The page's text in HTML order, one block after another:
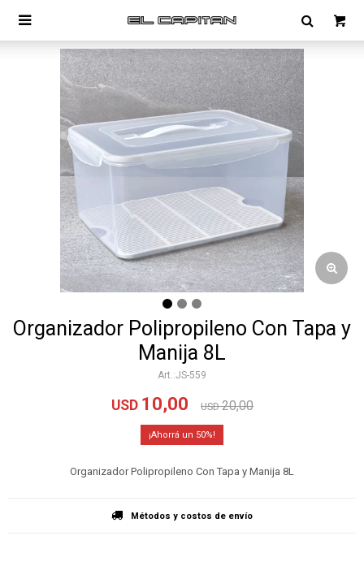

Organizador Polipropileno Con Tapa y
Manija 8L
JS-559
USD 10,00 USD 20,00
50
Organizador Polipropileno Con Tapa y Manija 8L
Métodos y costos de envío